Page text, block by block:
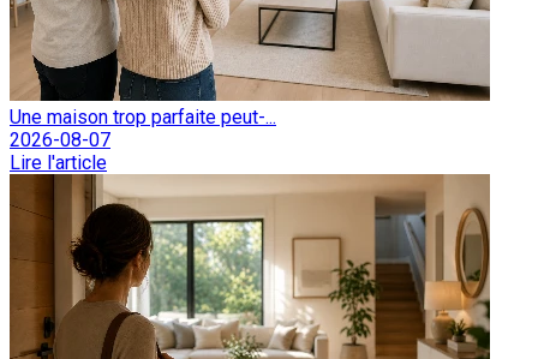
Une maison trop parfaite peut-...
2026-08-07
Lire l'article